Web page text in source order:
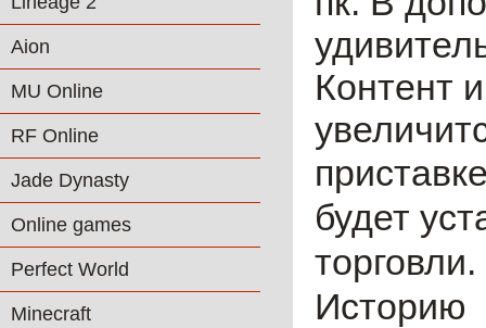
Aion
MU Online
RF Online
Jade Dynasty
Online games
Perfect World
Minecraft
Контент
будет
торговли.
Историю